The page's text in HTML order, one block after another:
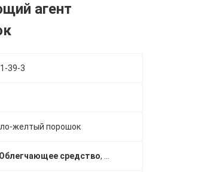
агент
39-3
желтый порошок
Облегчающее средство,